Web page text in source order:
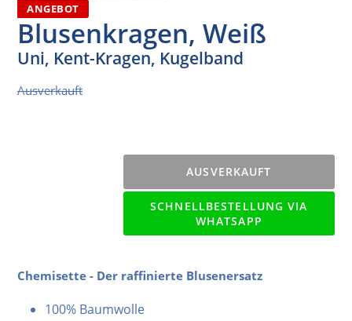
ANGEBOT
Blusenkragen, Weiß
Uni, Kent-Kragen, Kugelband
Normaler Preis
Ausverkauft
AUSVERKAUFT
SCHNELLBESTELLUNG VIA
WHATSAPP
Chemisette - Der raffinierte Blusenersatz
100% Baumwolle